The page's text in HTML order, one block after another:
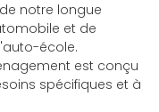
notre longue
et de
école.
est conçu
spécifiques et à